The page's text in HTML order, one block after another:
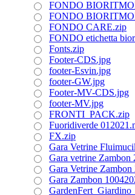
FONDO
FONDO
FONDO CARE.zip
FONDO etichetta
Fonts.zip
Footer-CDS.jpg
footer-Esvin.jpg
footer-GW.jpg
Footer-MV-CDS.jpg
footer-MV.jpg
FRONTI_PACK.zip
Fuoridiverde
FX.zip
Gara Vetrine
Gara vetrine Zambon
Gara Vetrine Zambon
Gara Zambon